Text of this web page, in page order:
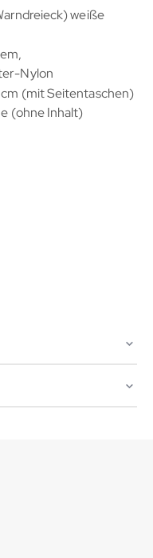
weiße
Nylon
(mit Seitentaschen)
(ohne Inhalt)